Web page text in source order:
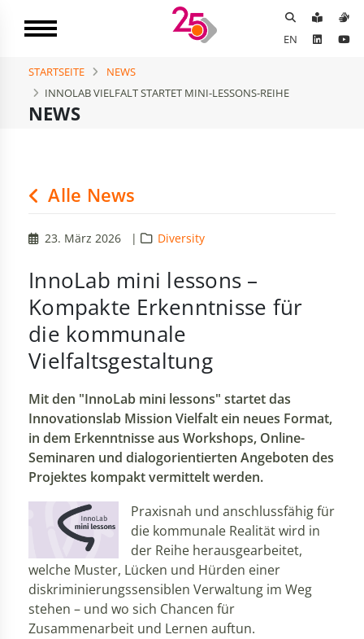
EN
NEWS
STARTSEITE
NEWS
INNOLAB VIELFALT STARTET MINI-LESSONS-REIHE
Alle News
23. März 2026 | Diversity
InnoLab mini lessons –
Kompakte Erkenntnisse für
die kommunale
Vielfaltsgestaltung
Mit den "InnoLab mini lessons" startet das
Innovationslab Mission Vielfalt ein neues Format,
in dem Erkenntnisse aus Workshops, Online-
Seminaren und dialogorientierten Angeboten des
Projektes kompakt vermittelt werden.
Praxisnah und anschlussfähig für
die kommunale Realität wird in
der Reihe herausgearbeitet,
welche Muster, Lücken und Hürden einer
diskriminierungssensiblen Verwaltung im Weg
stehen – und wo sich Chancen für
Zusammenarbeit und Lernen auftun.